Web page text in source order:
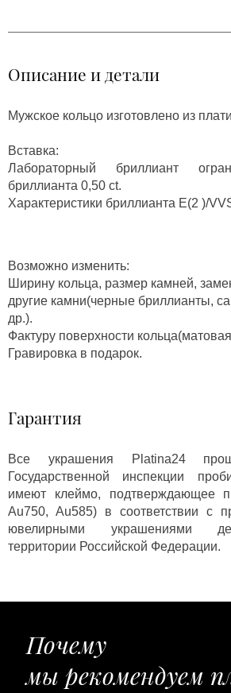
Описание и детали
Мужское кольцо изготовлено из
Вставка:
Лабораторный бриллиант
бриллианта 0,50 ct.
Характеристики бриллианта Е(2 )/
Возможно изменить:
Ширину кольца, размер камней,
другие камни(черные бриллианты,
др.).
Фактуру поверхности
Гравировка в подарок.
Гарантия
Все украшения Platina24
Государственной инспекции
имеют клеймо, подтверждающее
Au750, Au585) в соответствии с
ювелирными украшениями
территории Российской Федерации.
Почему
мы рекомендуем